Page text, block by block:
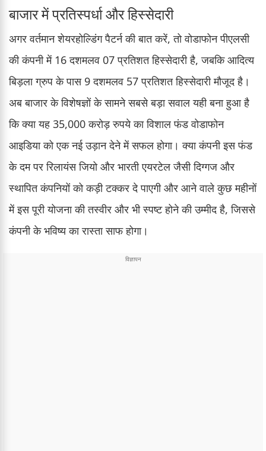
बाजार में प्रतिस्पर्धा और हिस्सेदारी
अगर वर्तमान शेयरहोल्डिंग पैटर्न की बात करें, तो वोडाफोन पीएलसी
की कंपनी में 16 दशमलव 07 प्रतिशत हिस्सेदारी है, जबकि आदित्य
बिड़ला ग्रुप के पास 9 दशमलव 57 प्रतिशत हिस्सेदारी मौजूद है।
अब बाजार के विशेषज्ञों के सामने सबसे बड़ा सवाल यही बना हुआ है
कि क्या यह 35,000 करोड़ रुपये का विशाल फंड वोडाफोन
आइडिया को एक नई उड़ान देने में सफल होगा। क्या कंपनी इस फंड
के दम पर रिलायंस जियो और भारती एयरटेल जैसी दिग्गज और
स्थापित कंपनियों को कड़ी टक्कर दे पाएगी और आने वाले कुछ महीनों
में इस पूरी योजना की तस्वीर और भी स्पष्ट होने की उम्मीद है, जिससे
कंपनी के भविष्य का रास्ता साफ होगा।